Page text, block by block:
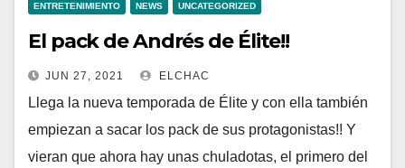
ENTRETENIMIENTO NEWS UNCATEGORIZED
El pack de Andrés de Élite!!
JUN 27, 2021 ELCHAC
Llega la nueva temporada de Élite y con ella también
empiezan a sacar los pack de sus protagonistas!! Y
vieran que ahora hay unas chuladotas, el primero del